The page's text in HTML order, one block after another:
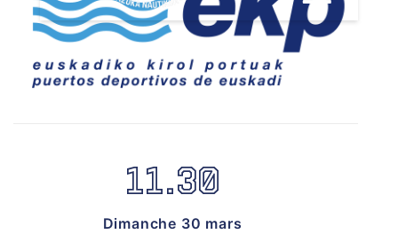
11.30
Dimanche 30 mars